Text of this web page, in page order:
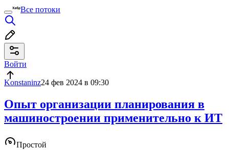
Все потоки
Войти
Konstaninz24 фев 2024 в 09:30
Опыт организации планирования в
машиностроении применительно к ИТ
Простой